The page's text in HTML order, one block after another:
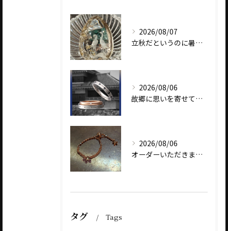
2026/08/07
立秋だというのに暑いですね
2026/08/06
故郷に思いを寄せて～オリジナルブランド【Shinano(しな...
2026/08/06
オーダーいただきました、AbHeri 『dew 露』の新作で...
タグ Tags